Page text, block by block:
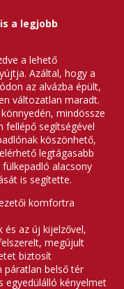
a legjobb
a lehető
Azáltal, hogy a
az alvázba épült,
változatlan maradt.
mindössze
fellépő segítségével
köszönhető,
legtágasabb
alacsony
is segítette.
komfortra
és az új kijelzővel,
megújult
biztosít
páratlan belső tér
egyedülálló kényelmet